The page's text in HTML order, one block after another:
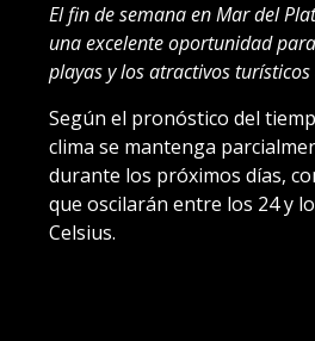
El fin de semana en Mar del
una excelente oportunidad
playas y los atractivos
Según el pronóstico del
clima se mantenga
durante los próximos días,
que oscilarán entre los 24 y
Celsius.